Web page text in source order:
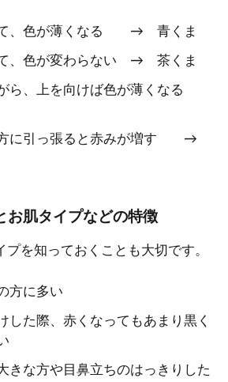
て、色が薄くなる → 青くま
て、色が変わらない → 茶くま
ら、上を向けば色が薄くなる
方に引っ張ると赤みが増す →
肌タイプなどの特徴
プを知っておくことも大切です。
方に多い
した際、赤くなってもあまり黒く
きな方や目鼻立ちのはっきりした